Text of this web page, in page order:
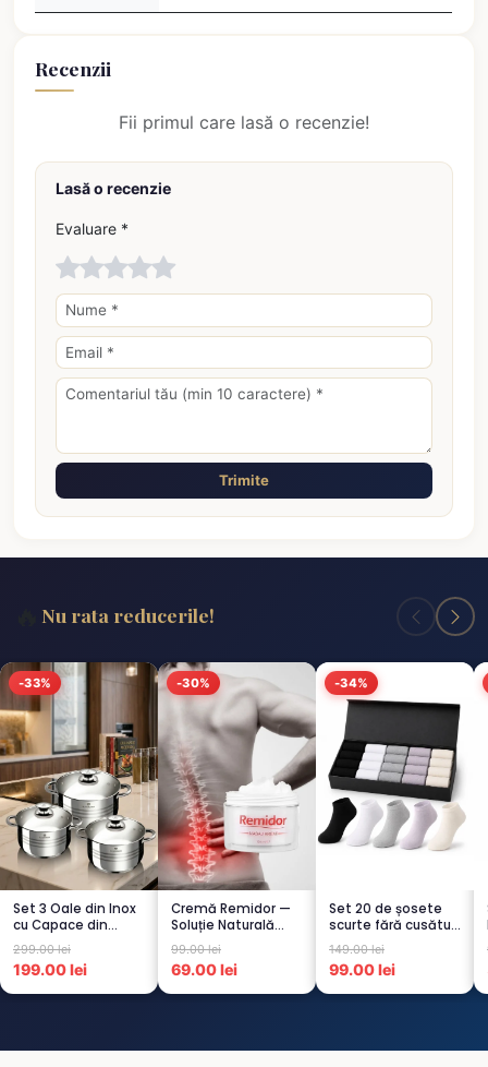
Recenzii
Fii primul care lasă o recenzie!
Lasă o recenzie
Evaluare *
Trimite
Nu rata reducerile!
-33%
Set 3 Oale din Inox
cu Capace din
Sticlă
Termorezistent...
299.00 lei
199.00 lei
-30%
Cremă Remidor —
Soluție Naturală
pentru Dureri de
Spate...
99.00 lei
69.00 lei
-34%
Set 20 de șosete
scurte fără cusături
pentru femei – 5...
149.00 lei
99.00 lei